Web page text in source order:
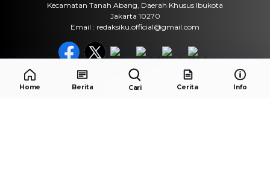
Kecamatan Tanah Abang, Daerah Khusus Ibukota
Jakarta 10270
Email : redaksiku.official@gmail.com
TENTANG REDAKSI
KODE ETIK
Home Berita Cari Cerita Info